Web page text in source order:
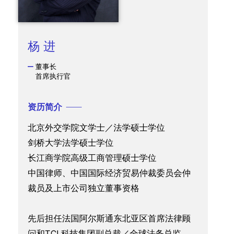
杨 进
董事长
首席执行官
资历简介
北京外交学院文学士／法学硕士学位
剑桥大学法学硕士学位
长江商学院高级工商管理硕士学位
中国律师、中国国际经济贸易仲裁委员会仲
裁员及上市公司独立董事资格
先后担任法国阿尔斯通东北亚区首席法律顾